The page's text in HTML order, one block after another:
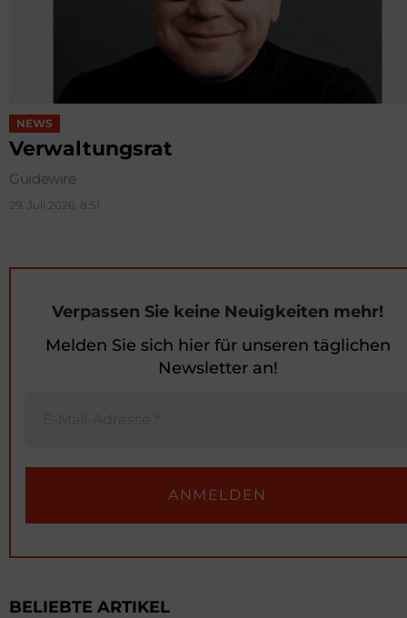
NEWS
Verwaltungsrat
Guidewire
29. Juli 2026, 8:51
Verpassen Sie keine Neuigkeiten mehr!
Melden Sie sich hier für unseren täglichen
Newsletter an!
BELIEBTE ARTIKEL